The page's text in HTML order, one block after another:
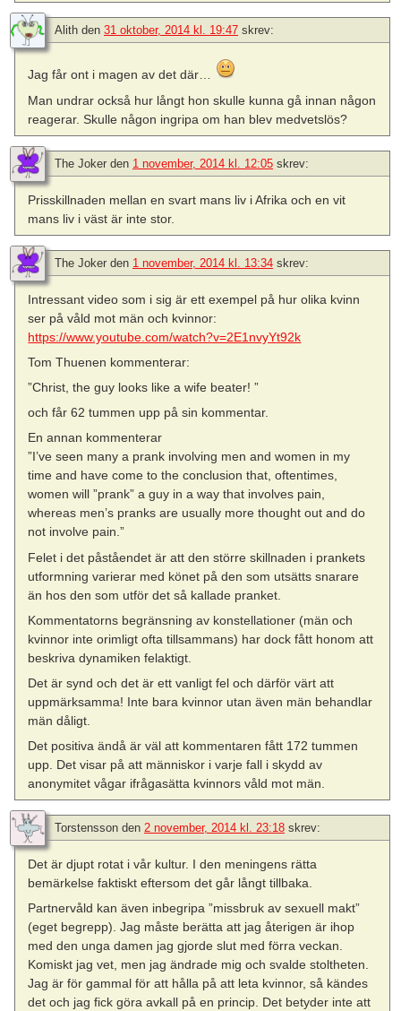
Alith den 31 oktober, 2014 kl. 19:47 skrev:
Jag får ont i magen av det där…
Man undrar också hur långt hon skulle kunna gå innan någon
reagerar. Skulle någon ingripa om han blev medvetslös?
The Joker den 1 november, 2014 kl. 12:05 skrev:
Prisskillnaden mellan en svart mans liv i Afrika och en vit
mans liv i väst är inte stor.
The Joker den 1 november, 2014 kl. 13:34 skrev:
Intressant video som i sig är ett exempel på hur olika kvinn
ser på våld mot män och kvinnor:
https://www.youtube.com/watch?v=2E1nvyYt92k
Tom Thuenen kommenterar:
”Christ, the guy looks like a wife beater! ”
och får 62 tummen upp på sin kommentar.
En annan kommenterar
”I’ve seen many a prank involving men and women in my
time and have come to the conclusion that, oftentimes,
women will ”prank” a guy in a way that involves pain,
whereas men’s pranks are usually more thought out and do
not involve pain. ”
Felet i det påståendet är att den större skillnaden i prankets
utformning varierar med könet på den som utsätts snarare
än hos den som utför det så kallade pranket.
Kommentatorns begränsning av konstellationer (män och
kvinnor inte orimligt ofta tillsammans) har dock fått honom att
beskriva dynamiken felaktigt.
Det är synd och det är ett vanligt fel och därför värt att
uppmärksamma! Inte bara kvinnor utan även män behandlar
män dåligt.
Det positiva ändå är väl att kommentaren fått 172 tummen
upp. Det visar på att människor i varje fall i skydd av
anonymitet vågar ifrågasätta kvinnors våld mot män.
Torstensson den 2 november, 2014 kl. 23:18 skrev:
Det är djupt rotat i vår kultur. I den meningens rätta
bemärkelse faktiskt eftersom det går långt tillbaka.
Partnervåld kan även inbegripa ”missbruk av sexuell makt”
(eget begrepp). Jag måste berätta att jag återigen är ihop
med den unga damen jag gjorde slut med förra veckan.
Komiskt jag vet, men jag ändrade mig och svalde stoltheten.
Jag är för gammal för att hålla på att leta kvinnor, så kändes
det och jag fick göra avkall på en princip. Det betyder inte att